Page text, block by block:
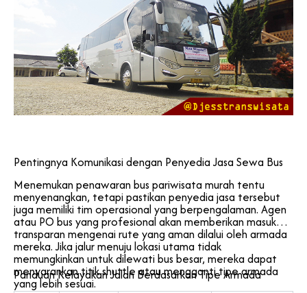
Pentingnya Komunikasi dengan Penyedia Jasa Sewa Bus
Menemukan penawaran bus pariwisata murah tentu
menyenangkan, tetapi pastikan penyedia jasa tersebut
juga memiliki tim operasional yang berpengalaman. Agen
atau PO bus yang profesional akan memberikan masukan
transparan mengenai rute yang aman dilalui oleh armada
mereka. Jika jalur menuju lokasi utama tidak
memungkinkan untuk dilewati bus besar, mereka dapat
menyarankan titik shuttle atau mengganti tipe armada
yang lebih sesuai.
Panduan Kelayakan Jalan Berdasarkan Tipe Armada